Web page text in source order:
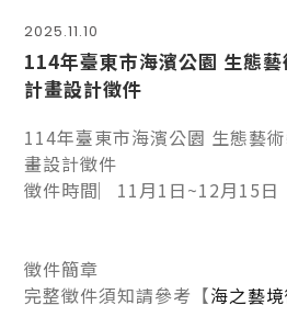
2025.11.10
114年臺東市海濱公園 生態
計畫設計徵件
114年臺東市海濱公園 生態藝
畫設計徵件
徵件時間︳11月1日~12月15日
徵件簡章
完整徵件須知請參考 【海之藝